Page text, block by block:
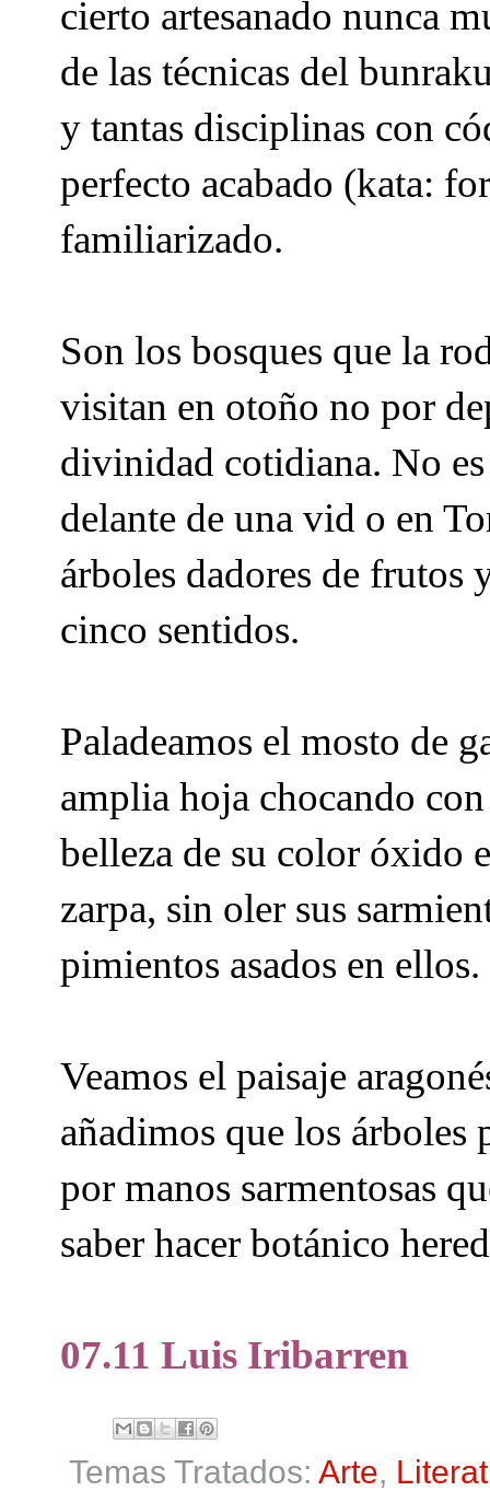
cierto artesanado nunca
de las técnicas del
y tantas disciplinas con
perfecto acabado (kata:
familiarizado.
Son los bosques que la
visitan en otoño no por
divinidad cotidiana. No es
delante de una vid o en
árboles dadores de frutos
cinco sentidos.
Paladeamos el mosto de
amplia hoja chocando
belleza de su color óxido
zarpa, sin oler sus
pimientos asados en ellos.
Veamos el paisaje
añadimos que los árboles
por manos sarmentosas
saber hacer botánico
07.11 Luis Iribarren
Temas Tratados: Arte,